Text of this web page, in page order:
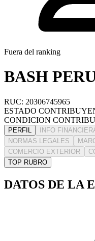
Fuera del ranking
BASH
RUC: 20306745965
ESTADO
CONDICION
PERFIL INFO
NORMAS LEGALES
COMERCIO EXTERIOR
TOP RUBRO
DATOS DE LA